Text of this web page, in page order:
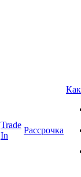
Trade
In
Рассрочка